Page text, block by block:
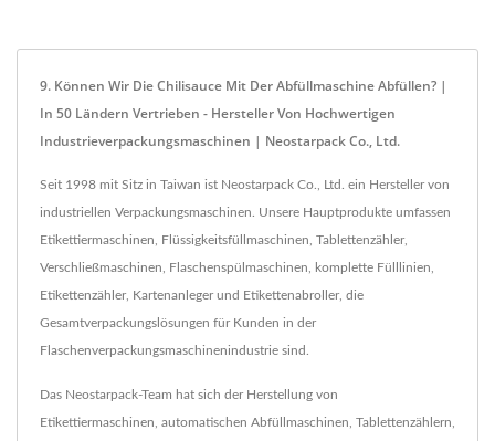
9. Können Wir Die Chilisauce Mit Der Abfüllmaschine Abfüllen? |
In 50 Ländern Vertrieben - Hersteller Von Hochwertigen
Industrieverpackungsmaschinen | Neostarpack Co., Ltd.
Seit 1998 mit Sitz in Taiwan ist Neostarpack Co., Ltd. ein Hersteller von
industriellen Verpackungsmaschinen. Unsere Hauptprodukte umfassen
Etikettiermaschinen, Flüssigkeitsfüllmaschinen, Tablettenzähler,
Verschließmaschinen, Flaschenspülmaschinen, komplette Fülllinien,
Etikettenzähler, Kartenanleger und Etikettenabroller, die
Gesamtverpackungslösungen für Kunden in der
Flaschenverpackungsmaschinenindustrie sind.
Das Neostarpack-Team hat sich der Herstellung von
Etikettiermaschinen, automatischen Abfüllmaschinen, Tablettenzählern,